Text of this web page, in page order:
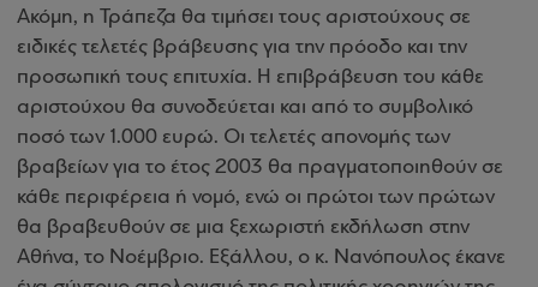
Ακόμη, η Τράπεζα θα τιμήσει τους αριστούχους σε
ειδικές τελετές βράβευσης για την πρόοδο και την
προσωπική τους επιτυχία. Η επιβράβευση του κάθε
αριστούχου θα συνοδεύεται και από το συμβολικό
ποσό των 1.000 ευρώ. Οι τελετές απονομής των
βραβείων για το έτος 2003 θα πραγματοποιηθούν σε
κάθε περιφέρεια ή νομό, ενώ οι πρώτοι των πρώτων
θα βραβευθούν σε μια ξεχωριστή εκδήλωση στην
Αθήνα, το Νοέμβριο. Εξάλλου, ο κ. Νανόπουλος έκανε